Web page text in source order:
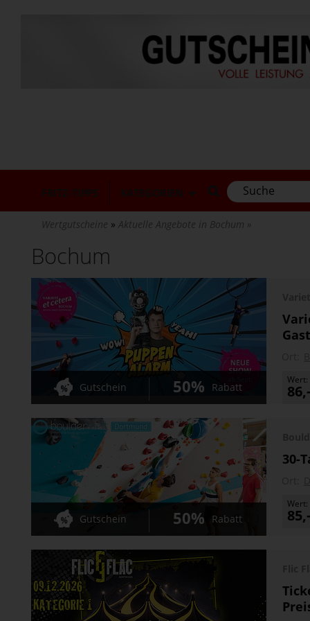
FRITZ-TIPPS KATEGORIEN
Wertgutscheine Aktuelle Angebote in Bochum
Bochum
Gutschein 50% Rabatt
Wert:
30-
Gutschein 50% Rabatt
Wert: